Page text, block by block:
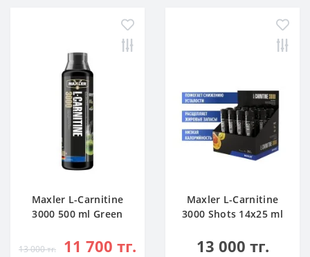
Maxler L-Carnitine
3000 500 ml Green
13 000 тг. 11 700 тг.
Maxler L-Carnitine
3000 Shots 14x25 ml
13 000 тг.